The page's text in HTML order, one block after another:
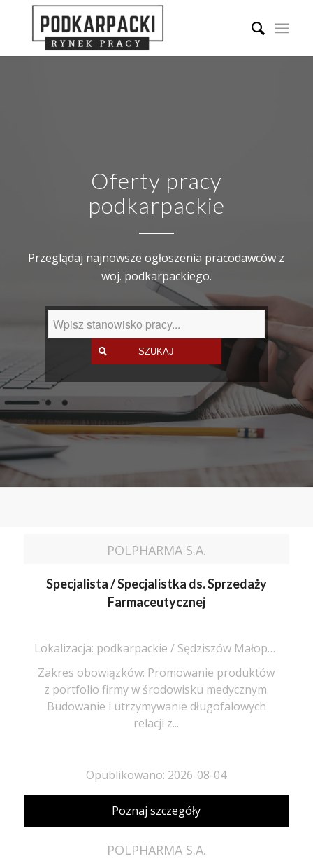
Oferty pracy
podkarpackie
Przeglądaj najnowsze ogłoszenia pracodawców z
woj. podkarpackiego.
POLPHARMA S.A.
Specjalista / Specjalistka ds. Sprzedaży
Farmaceutycznej
Lokalizacja: podkarpackie / Sędziszów Małopolski
Zakres obowiązków: Promowanie produktów
z portfolio firmy w środowisku medycznym.
Budowanie i utrzymywanie długofalowych
relacji z...
Opublikowano: 2026-08-04
Poznaj szczegóły
POLPHARMA S.A.